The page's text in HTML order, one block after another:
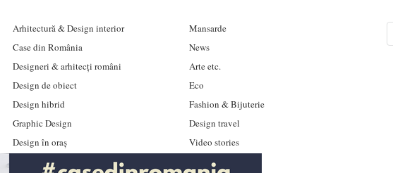
Arhitectură & Design interior
Case din România
Designeri & arhitecți români
Design de obiect
Design hibrid
Graphic Design
Design în oraș
Mansarde
News
Arte etc.
Eco
Fashion & Bijuterie
Design travel
Video stories